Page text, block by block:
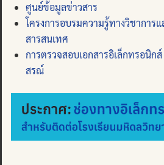
ศูนย์ข้อมูลข่าวสาร
โครงการอบรมความรู้ทางวิชาการแ
สารสนเทศ
การตรวจสอบเอกสารอิเล็กทรอนิก
สรณ์